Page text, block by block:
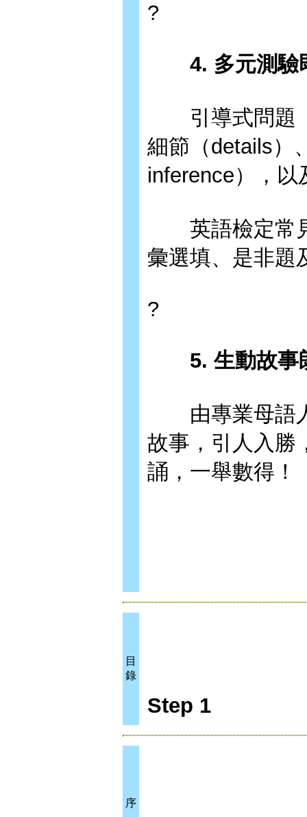
?
4. 多元測驗
引導式問題（
細節（details）
inference），
英語檢定常見
彙選填、是非題
?
5. 生動故事
由專業母語人
故事，引人入勝
誦，一舉數得！
目
錄
Step 1
序